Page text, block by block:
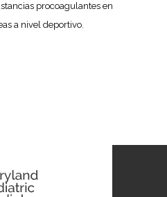
procoagulantes en
a nivel deportivo.